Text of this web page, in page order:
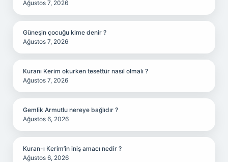
Ağustos 7, 2026
Güneşin çocuğu kime denir ?
Ağustos 7, 2026
Kuranı Kerim okurken tesettür nasıl olmalı ?
Ağustos 7, 2026
Gemlik Armutlu nereye bağlıdır ?
Ağustos 6, 2026
Kuran-ı Kerim’in iniş amacı nedir ?
Ağustos 6, 2026